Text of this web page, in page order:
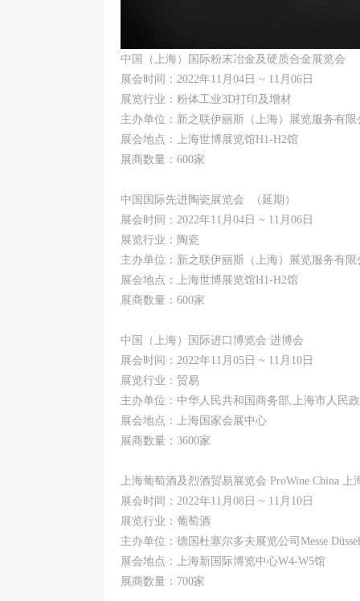
中国（上海）国际粉末冶金及硬质合金展览会
展会时间：2022年11月04日 ~ 11月06日
展览行业：粉体工业3D打印及增材
主办单位：新之联伊丽斯（上海）展览服务有
展会地点：上海世博展览馆H1-H2馆
展商数量：600家
中国国际先进陶瓷展览会 （延期）
展会时间：2022年11月04日 ~ 11月06日
展览行业：陶瓷
主办单位：新之联伊丽斯（上海）展览服务有
展会地点：上海世博展览馆H1-H2馆
展商数量：600家
中国（上海）国际进口博览会 进博会
展会时间：2022年11月05日 ~ 11月10日
展览行业：贸易
主办单位：中华人民共和国商务部,上海市人民
展会地点：上海国家会展中心
展商数量：3600家
上海葡萄酒及烈酒贸易展览会 ProWine China
展会时间：2022年11月08日 ~ 11月10日
展览行业：葡萄酒
主办单位：德国杜塞尔多夫展览公司Messe
展会地点：上海新国际博览中心W4-W5馆
展商数量：700家